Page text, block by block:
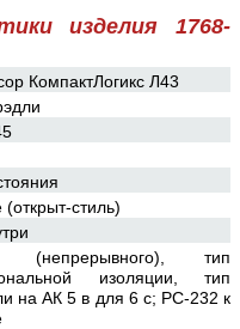
изделия 1768-
КомпактЛогикс Л43
(открыт-стиль)
тип
изоляции, тип
на АК 5 в для 6 с; РС-232 к